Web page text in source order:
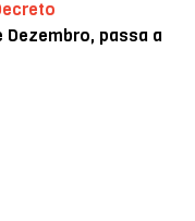
Dezembro, passa a